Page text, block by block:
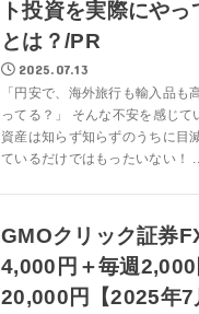
ト投資を実際にや
とは？/PR
2025.07.13
「円安で、海外旅行も輸入品
ってる？」 そんな不安を感じ
資産は知らず知らずのうちに目
ているだけではもったいない！ ...
GMOクリック証券
4,000円＋毎週
20,000円【2025年7